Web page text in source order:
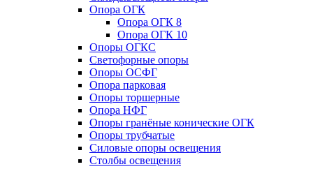
Опора ОГК
Опора ОГК 8
Опора ОГК 10
Опоры ОГКС
Светофорные опоры
Опоры ОСФГ
Опора парковая
Опоры торшерные
Опора НФГ
Опоры гранёные конические ОГК
Опоры трубчатые
Силовые опоры освещения
Столбы освещения